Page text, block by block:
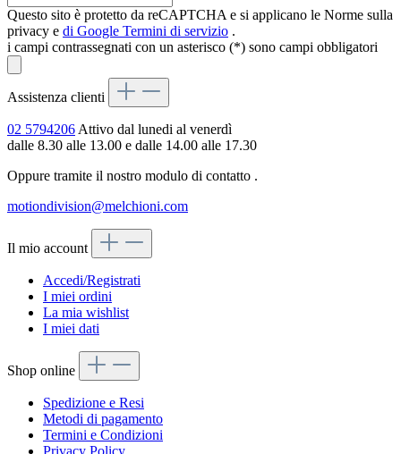
Questo sito è protetto da reCAPTCHA e si applicano le Norme sulla
privacy e di Google Termini di servizio .
i campi contrassegnati con un asterisco (*) sono campi obbligatori
Assistenza clienti
02 5794206Attivo dal lunedi al venerdì
dalle 8.30 alle 13.00 e dalle 14.00 alle 17.30
Oppure tramite il nostro modulo di contatto .
motiondivision@melchioni.com
Il mio account
Accedi/Registrati
I miei ordini
La mia wishlist
I miei dati
Shop online
Spedizione e Resi
Metodi di pagamento
Termini e Condizioni